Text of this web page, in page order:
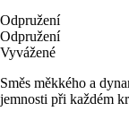
Odpružení
Odpružení
Vyvážené
Směs měkkého a
jemnosti při každém